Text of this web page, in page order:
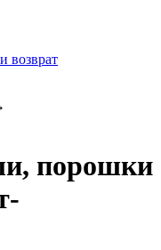
возврат
порошки